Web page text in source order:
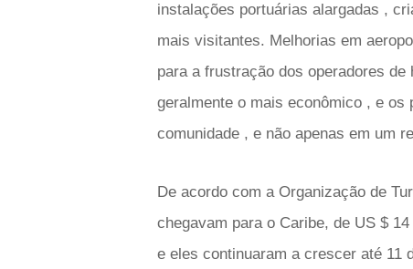
instalações portuárias alargadas ,
mais visitantes. Melhorias em
para a frustração dos operadores
geralmente o mais econômico , e
comunidade , e não apenas em um
De acordo com a Organização de
chegavam para o Caribe, de US $
e eles continuaram a crescer até 11